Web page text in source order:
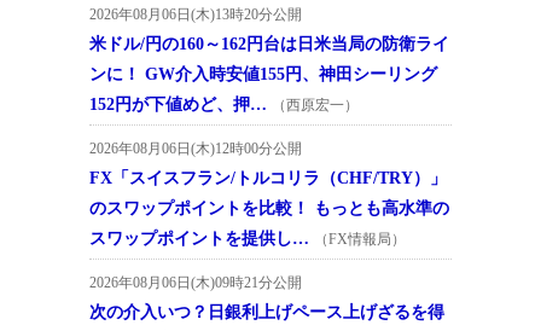
2026年08月06日(木)13時20分公開
米ドル/円の160～162円台は日米当局の防衛ライ
ンに！ GW介入時安値155円、神田シーリング
152円が下値めど、押…
（西原宏一）
2026年08月06日(木)12時00分公開
FX「スイスフラン/トルコリラ（CHF/TRY）」
のスワップポイントを比較！ もっとも高水準の
スワップポイントを提供し…
（FX情報局）
2026年08月06日(木)09時21分公開
次の介入いつ？日銀利上げペース上げざるを得